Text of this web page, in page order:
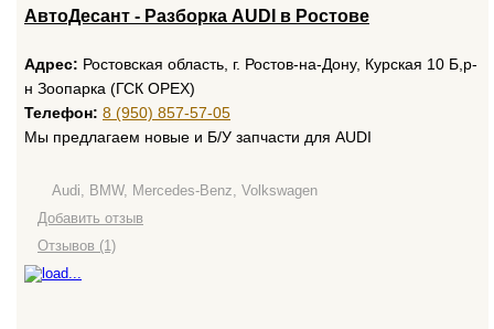
АвтоДесант - Разборка AUDI в Ростове
Адрес: Ростовская область, г. Ростов-на-Дону, Курская 10 Б,р-
н Зоопарка (ГСК ОРЕХ)
Телефон: 8 (950) 857-57-05
Мы предлагаем новые и Б/У запчасти для AUDI
Audi, BMW, Mercedes-Benz, Volkswagen
Добавить отзыв
Отзывов (1)